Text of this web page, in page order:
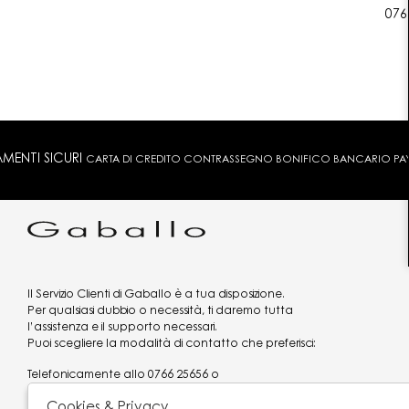
SICURI CARTA DI CREDITO CONTRASSEGNO BONIFICO BANCARIO
Il Servizio Clienti di Gaballo è a tua disposizione.
Per qualsiasi dubbio o necessità, ti daremo tutta
l’assistenza e il supporto necessari.
Puoi scegliere la modalità di contatto che preferisci:
Telefonicamente allo 0766 25656 o